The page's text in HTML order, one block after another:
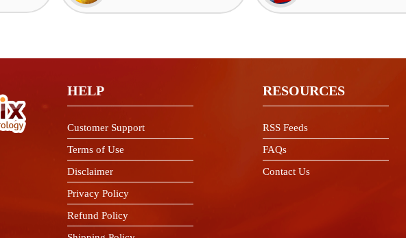
HELP
Customer Support
Terms of Use
Disclaimer
Privacy Policy
Refund Policy
RESOURCES
RSS Feeds
FAQs
Contact Us